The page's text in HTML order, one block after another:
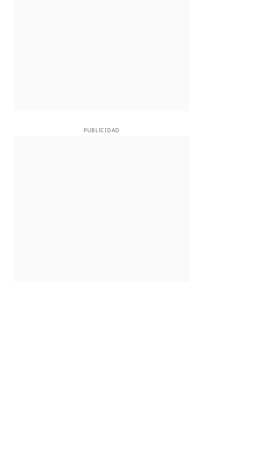
PUBLICIDAD